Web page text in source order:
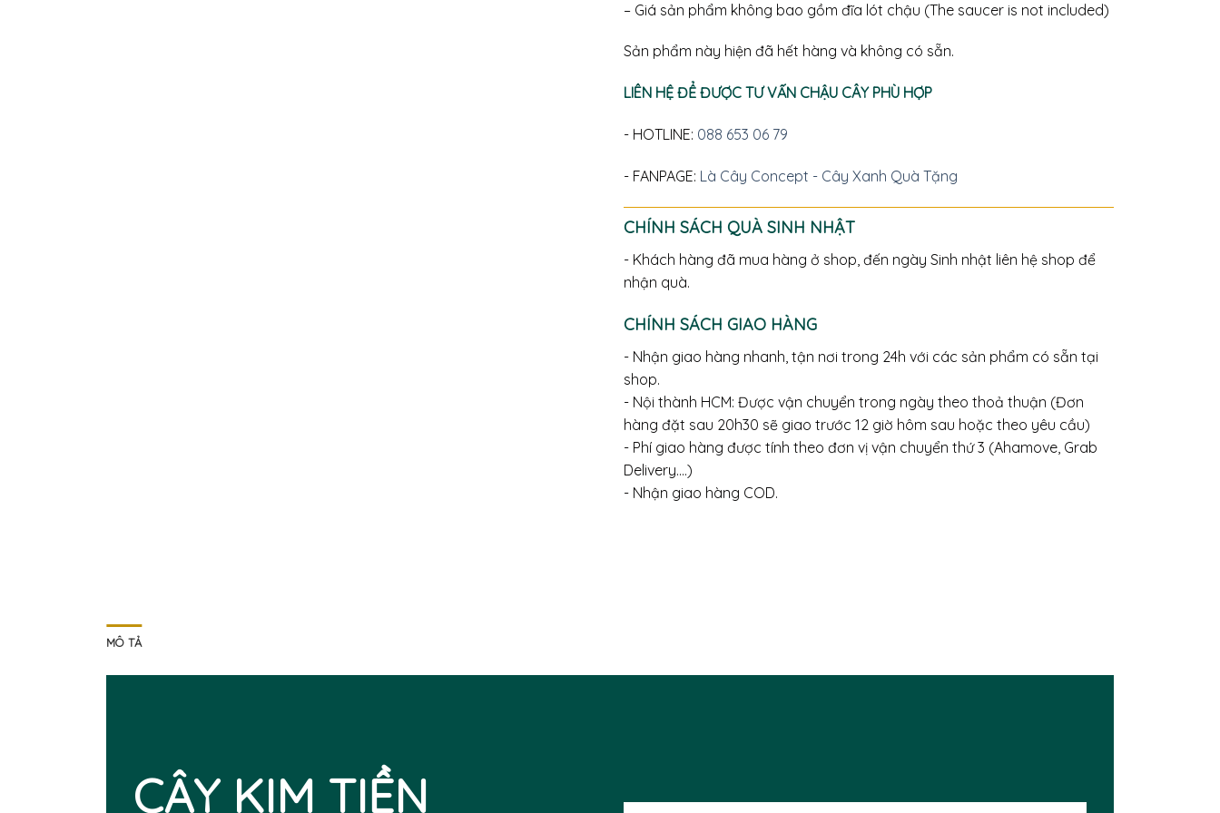
– Giá sản phẩm không bao gồm đĩa lót chậu (The saucer is not included)
Sản phẩm này hiện đã hết hàng và không có sẵn.
LIÊN HỆ ĐỂ ĐƯỢC TƯ VẤN CHẬU CÂY PHÙ HỢP
- HOTLINE: 088 653 06 79
- FANPAGE: Là Cây Concept - Cây Xanh Quà Tặng
CHÍNH SÁCH QUÀ SINH NHẬT
- Khách hàng đã mua hàng ở shop, đến ngày Sinh nhật liên hệ shop để
nhận quà.
CHÍNH SÁCH GIAO HÀNG
- Nhận giao hàng nhanh, tận nơi trong 24h với các sản phẩm có sẵn tại
shop.
- Nội thành HCM: Được vận chuyển trong ngày theo thoả thuận (Đơn
hàng đặt sau 20h30 sẽ giao trước 12 giờ hôm sau hoặc theo yêu cầu)
- Phí giao hàng được tính theo đơn vị vận chuyển thứ 3 (Ahamove, Grab
Delivery….)
- Nhận giao hàng COD.
MÔ TẢ
CÂY KIM TIỀN